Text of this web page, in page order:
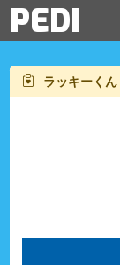
PEDI
ラッキーくん